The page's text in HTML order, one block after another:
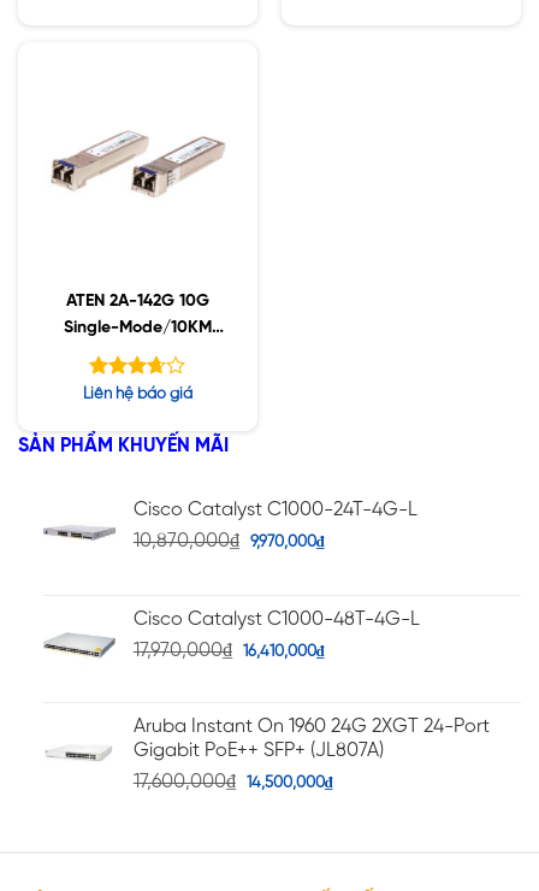
ATEN 2A-142G 10G
Single-Mode/10KM
Fiber SFP+ Module
Được
hạng
3.635
Liên hệ báo giá
SẢN PHẨM KHUYẾN MÃI
Cisco Catalyst C1000-24T-4G-L
10,870,000₫ 9,970,000₫
Cisco Catalyst C1000-48T-4G-L
17,970,000₫ 16,410,000₫
Aruba Instant On 1960 24G 2XGT 24-Port
Gigabit PoE++ SFP+ (JL807A)
17,600,000₫ 14,500,000₫